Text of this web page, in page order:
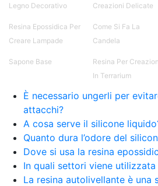
epossidico Colle
significato Epossidico
Smalto epossidico Colla
epossidica per plastica
bicomponente per plastica
Cariche Epossidiche
Pavimento epossidico
Applicazioni di Epossidici
Mastice epossidico
bicomponente Malta
bicomponente Pavimento
contro Epossidica Colla
all articles →
Legno Decorativo
Creazioni Delicate
Resina Epossidica Per
Creare Lampade
Come Si Fa La
Candela
Sapone Base
Resina Per
In Terrarium
È necessario ungerli per
attacchi?
A cosa serve il silicone
Quanto dura l’odore del
Dove si usa la resina
In quali settori viene
La resina autolivellante è una